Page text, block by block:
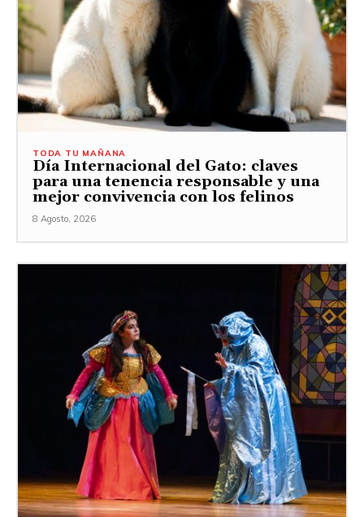
TODA TU MAÑANA
Día Internacional del Gato: claves
para una tenencia responsable y una
mejor convivencia con los felinos
8 Agosto, 2026